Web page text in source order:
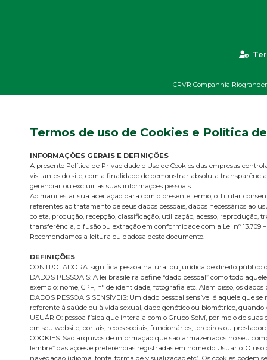
CRVR Companhia
Termos de uso de Cookies e Política
INFORMAÇÕES GERAIS E DEFINIÇÕES
A presente Política de Privacidade e Uso de Cookies das empresas
visitantes do site, com a finalidade de demonstrar absoluta
gerenciar ou excluir as suas informações pessoais.
Ao manifestar sua aceitação para com o presente termo, o Titular
referentes ao tratamento de seus dados pessoais, dados necessários ao
coleta, produção, recepção, classificação, utilização, acesso,
transferência, difusão ou extração em conformidade com a Lei nº 13.709
Recomendamos a leitura cuidadosa deste documento.
DEFINIÇÕES
CONTROLADORA: significa pessoa natural ou jurídica de direito público
DADOS PESSOAIS: A lei brasileira define “dado pessoal” como todo
exemplo: nome, CPF, n° de identidade, fotografia etc. Além disso, os
DADOS PESSOAIS SENSÍVEIS: Um dado pessoal sensível é aquele
referente à saúde ou à vida sexual, dado genético ou biométrico,
USUÁRIO: pessoa física que interaja com o Grupo Solví, por meio de
em seu website, portais, redes sociais, funcionários, terceiros ou
COOKIES: São arquivos de informação que são armazenados no seu
lembre” das ações e preferências registradas em nome do Usuário. O
navegação (idioma, fonte, forma de visualização etc). Os cookies podem